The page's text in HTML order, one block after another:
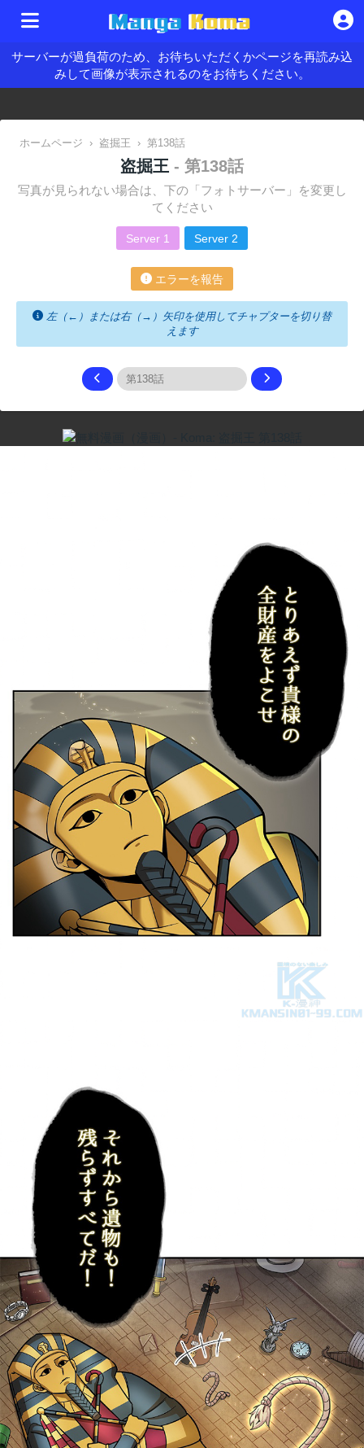
サーバーが過負荷のため、お待ちいただくかページを再読み込
みして画像が表示されるのをお待ちください。
ホームページ › 盗掘王 › 第138話
盗掘王 - 第138話
写真が見られない場合は、下の「フォトサーバー」を変更し
てください
Server 1 Server 2
エラーを報告
左（←）または右（→）矢印を使用してチャプターを切り替
えます